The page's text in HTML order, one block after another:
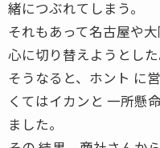
緒につぶれてしまう。
それもあって名古屋や
心に切り替えようとした
そうなると、ホント に
くてはイカンと 一所懸
ました。